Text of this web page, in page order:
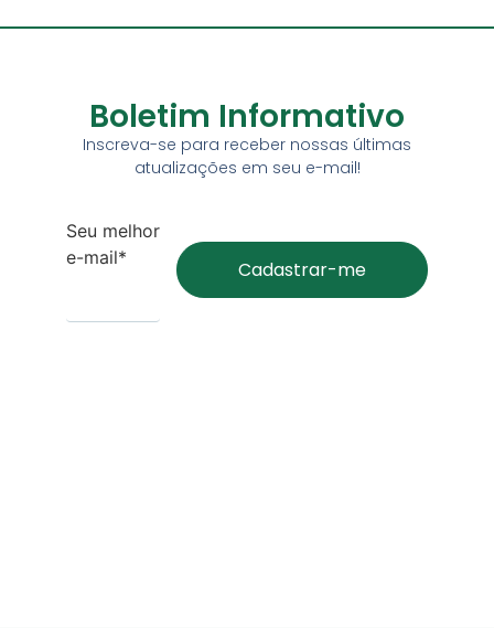
Boletim Informativo
Inscreva-se para receber nossas últimas
atualizações em seu e-mail!
Seu melhor
e-mail*